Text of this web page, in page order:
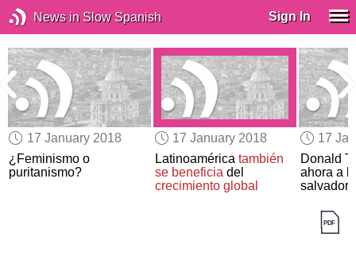
News in Slow Spanish Sign In
17 January 2018
¿Feminismo o
puritanismo?
17 January 2018
Latinoamérica también
se beneficiadel
crecimiento global
17
Donald
ahora a